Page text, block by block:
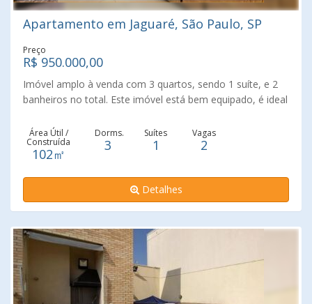
Apartamento em Jaguaré, São Paulo, SP
Preço
R$ 950.000,00
Imóvel amplo à venda com 3 quartos, sendo 1 suíte, e 2
banheiros no total. Este imóvel está bem equipado, é ideal
é bem equipado com diversas instalações, apropriado
para quem busca lazer sem sair de casa e fica localizado
em Rua José Pereira de Carvalho no bairro Vila Lageado
em São Paulo. Está bem localizado, próximo a pontos de
interesse de Vila Lageado, tais como Hospital Veterinário
24 horas Parque dos Bichos, Continental Shopping, Escola
Sul – Unidade Alphaville e Colégio AB Sabin......
Área Útil /
Construída
102㎡
Dorms.
3
Suítes
1
Vagas
2
Detalhes